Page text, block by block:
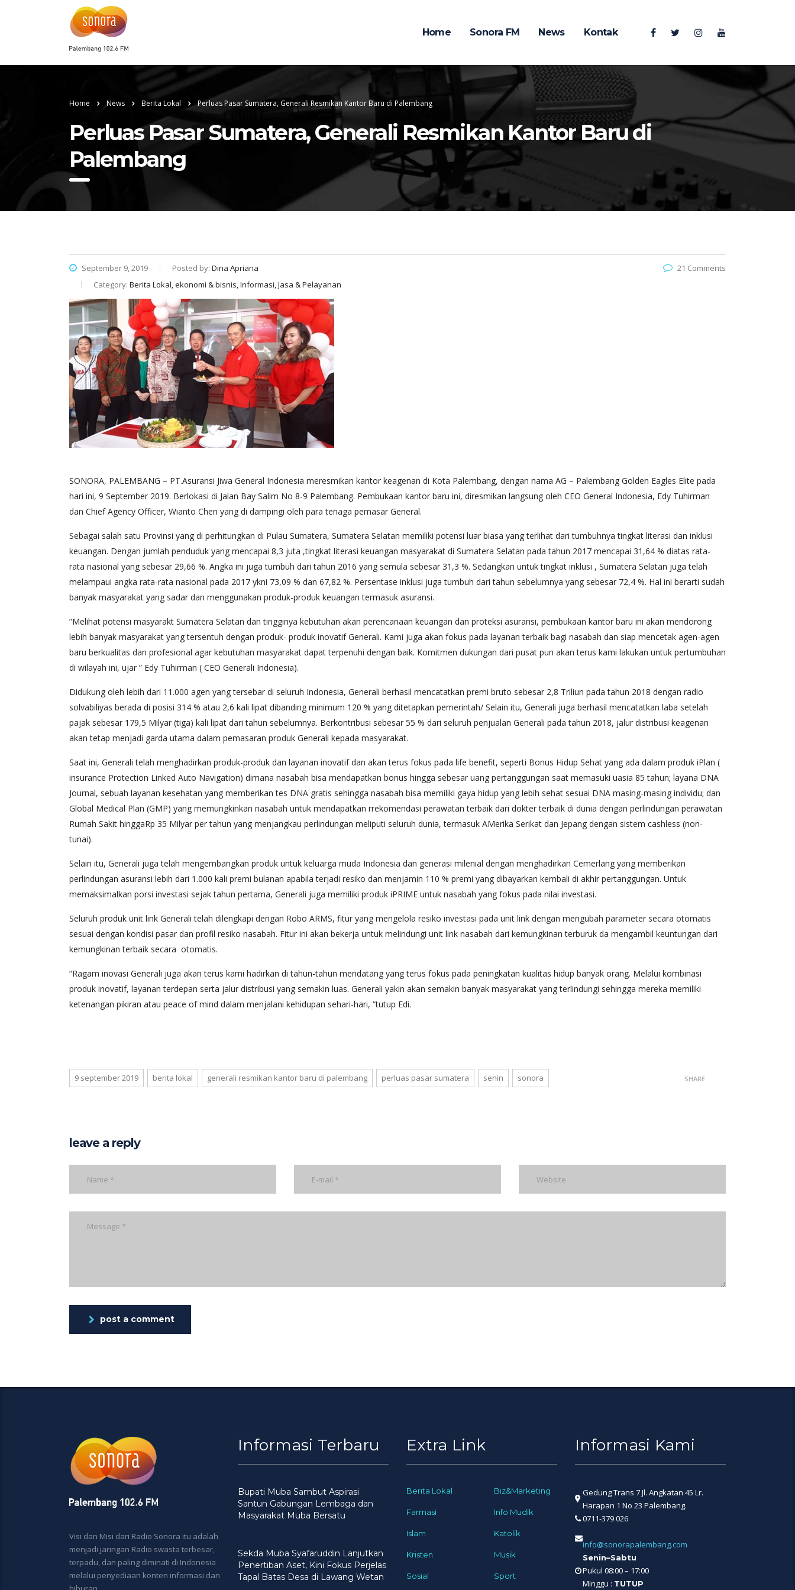
Home Sonora FM News Kontak
Home News Berita Lokal Perluas Pasar Sumatera, Generali Resmikan Kantor Baru di Palembang
Perluas Pasar Sumatera, Generali Resmikan Kantor Baru di
Palembang
September 9, 2019 Posted by: Dina Apriana
Category: Berita Lokal, ekonomi & bisnis, Informasi, Jasa & Pelayanan
21 Comments
SONORA, PALEMBANG – PT.Asuransi Jiwa General Indonesia meresmikan kantor keagenan di Kota Palembang, dengan nama AG – Palembang Golden Eagles Elite pada
hari ini, 9 September 2019. Berlokasi di Jalan Bay Salim No 8-9 Palembang. Pembukaan kantor baru ini, diresmikan langsung oleh CEO General Indonesia, Edy Tuhirman
dan Chief Agency Officer, Wianto Chen yang di dampingi oleh para tenaga pemasar General.
Sebagai salah satu Provinsi yang di perhitungkan di Pulau Sumatera, Sumatera Selatan memiliki potensi luar biasa yang terlihat dari tumbuhnya tingkat literasi dan inklusi
keuangan. Dengan jumlah penduduk yang mencapai 8,3 juta ,tingkat literasi keuangan masyarakat di Sumatera Selatan pada tahun 2017 mencapai 31,64 % diatas rata-
rata nasional yang sebesar 29,66 %. Angka ini juga tumbuh dari tahun 2016 yang semula sebesar 31,3 %. Sedangkan untuk tingkat inklusi , Sumatera Selatan juga telah
melampaui angka rata-rata nasional pada 2017 ykni 73,09 % dan 67,82 %. Persentase inklusi juga tumbuh dari tahun sebelumnya yang sebesar 72,4 %. Hal ini berarti sudah
banyak masyarakat yang sadar dan menggunakan produk-produk keuangan termasuk asuransi.
”Melihat potensi masyarakt Sumatera Selatan dan tingginya kebutuhan akan perencanaan keuangan dan proteksi asuransi, pembukaan kantor baru ini akan mendorong
lebih banyak masyarakat yang tersentuh dengan produk- produk inovatif Generali. Kami juga akan fokus pada layanan terbaik bagi nasabah dan siap mencetak agen-agen
baru berkualitas dan profesional agar kebutuhan masyarakat dapat terpenuhi dengan baik. Komitmen dukungan dari pusat pun akan terus kami lakukan untuk pertumbuhan
di wilayah ini, ujar ” Edy Tuhirman ( CEO Generali Indonesia).
Didukung oleh lebih dari 11.000 agen yang tersebar di seluruh Indonesia, Generali berhasil mencatatkan premi bruto sebesar 2,8 Triliun pada tahun 2018 dengan radio
solvabiliyas berada di posisi 314 % atau 2,6 kali lipat dibanding minimum 120 % yang ditetapkan pemerintah/ Selain itu, Generali juga berhasil mencatatkan laba setelah
pajak sebesar 179,5 Milyar (tiga) kali lipat dari tahun sebelumnya. Berkontribusi sebesar 55 % dari seluruh penjualan Generali pada tahun 2018, jalur distribusi keagenan
akan tetap menjadi garda utama dalam pemasaran produk Generali kepada masyarakat.
Saat ini, Generali telah menghadirkan produk-produk dan layanan inovatif dan akan terus fokus pada life benefit, seperti Bonus Hidup Sehat yang ada dalam produk iPlan (
insurance Protection Linked Auto Navigation) dimana nasabah bisa mendapatkan bonus hingga sebesar uang pertanggungan saat memasuki uasia 85 tahun; layana DNA
Journal, sebuah layanan kesehatan yang memberikan tes DNA gratis sehingga nasabah bisa memiliki gaya hidup yang lebih sehat sesuai DNA masing-masing individu; dan
Global Medical Plan (GMP) yang memungkinkan nasabah untuk mendapatkan rrekomendasi perawatan terbaik dari dokter terbaik di dunia dengan perlindungan perawatan
Rumah Sakit hinggaRp 35 Milyar per tahun yang menjangkau perlindungan meliputi seluruh dunia, termasuk AMerika Serikat dan Jepang dengan sistem cashless (non-
tunai).
Selain itu, Generali juga telah mengembangkan produk untuk keluarga muda Indonesia dan generasi milenial dengan menghadirkan Cemerlang yang memberikan
perlindungan asuransi lebih dari 1.000 kali premi bulanan apabila terjadi resiko dan menjamin 110 % premi yang dibayarkan kembali di akhir pertanggungan. Untuk
memaksimalkan porsi investasi sejak tahun pertama, Generali juga memiliki produk iPRIME untuk nasabah yang fokus pada nilai investasi.
Seluruh produk unit link Generali telah dilengkapi dengan Robo ARMS, fitur yang mengelola resiko investasi pada unit link dengan mengubah parameter secara otomatis
sesuai dengan kondisi pasar dan profil resiko nasabah. Fitur ini akan bekerja untuk melindungi unit link nasabah dari kemungkinan terburuk da mengambil keuntungan dari
kemungkinan terbaik secara otomatis.
“Ragam inovasi Generali juga akan terus kami hadirkan di tahun-tahun mendatang yang terus fokus pada peningkatan kualitas hidup banyak orang. Melalui kombinasi
produk inovatif, layanan terdepan serta jalur distribusi yang semakin luas. Generali yakin akan semakin banyak masyarakat yang terlindungi sehingga mereka memiliki
ketenangan pikiran atau peace of mind dalam menjalani kehidupan sehari-hari, “tutup Edi.
9 september 2019 berita lokal generali resmikan kantor baru di palembang perluas pasar sumatera senin sonora SHARE
leave a reply
post a comment
Visi dan Misi dari Radio Sonora itu adalah
menjadi jaringan Radio swasta terbesar,
terpadu, dan paling diminati di Indonesia
melalui penyediaan konten informasi dan
Informasi Terbaru
Bupati Muba Sambut Aspirasi
Santun Gabungan Lembaga dan
Masyarakat Muba Bersatu
Sekda Muba Syafaruddin Lanjutkan
Penertiban Aset, Kini Fokus Perjelas
Tapal Batas Desa di Lawang Wetan
Extra Link
Berita Lokal Biz&Marketing
Farmasi Info Mudik
Islam Katolik
Kristen Musik
Sosial Sport
Informasi Kami
Gedung Trans 7 Jl. Angkatan 45 Lr.
Harapan 1 No 23 Palembang.
0711-379 026
info@sonorapalembang.com
Senin–Sabtu
Pukul 08:00 – 17:00
Minggu : TUTUP